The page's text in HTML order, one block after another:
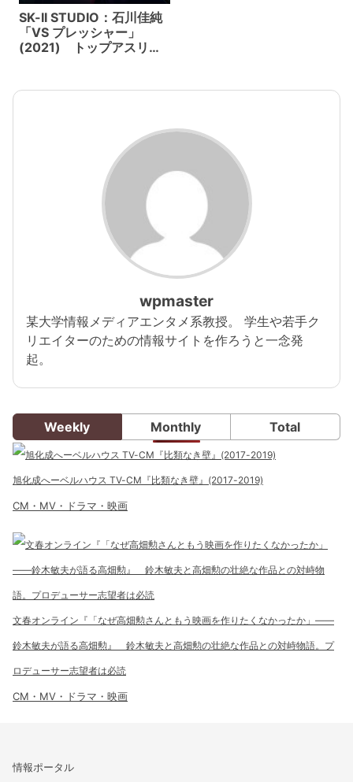
SK-II STUDIO：石川佳純
「VS プレッシャー」
(2021) トップアスリー
てた「VS」シリーズ。
wpmaster
某大学情報メディアエンタメ系教授。 学生や若手ク
リエイターのための情報サイトを作ろうと一念発
起。
Weekly Monthly Total
旭化成へーベルハウス TV-CM『比類なき壁』(2017-2019)
CM・MV・ドラマ・映画
文春オンライン『「なぜ高畑勲さんともう映画を作りたくなかったか」――
鈴木敏夫が語る高畑勲』 鈴木敏夫と高畑勲の壮絶な作品との対峙物語。プ
ロデューサー志望者は必読
CM・MV・ドラマ・映画
情報ポータル